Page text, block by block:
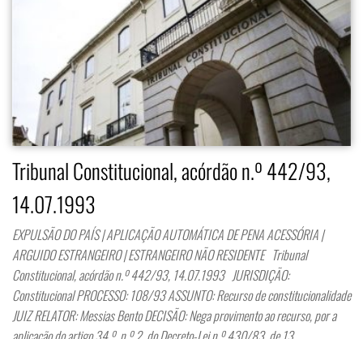
Tribunal Constitucional, acórdão n.º 442/93,
14.07.1993
EXPULSÃO DO PAÍS | APLICAÇÃO AUTOMÁTICA DE PENA ACESSÓRIA |
ARGUIDO ESTRANGEIRO | ESTRANGEIRO NÃO RESIDENTE Tribunal
Constitucional, acórdão n.º 442/93, 14.07.1993 JURISDIÇÃO:
Constitucional PROCESSO: 108/93 ASSUNTO: Recurso de constitucionalidade
JUIZ RELATOR: Messias Bento DECISÃO: Nega provimento ao recurso, por a